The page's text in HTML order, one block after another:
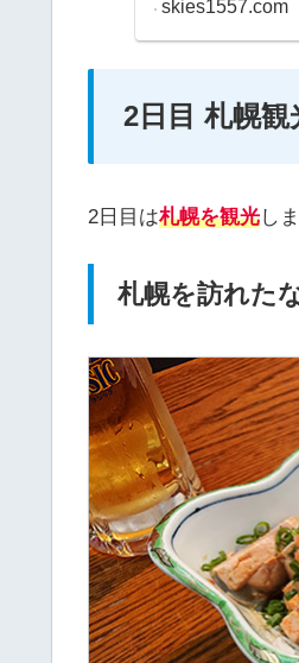
skies1557.com
2日目 札幌観
2日目は札幌を観光し
札幌を訪れた